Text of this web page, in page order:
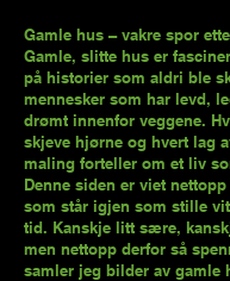
Gamle hus – vakre spor
Gamle, slitte hus er
på historier som aldri ble
mennesker som har levd,
drømt innenfor veggene.
skjeve hjørne og hvert lag
maling forteller om et liv
Denne siden er viet
som står igjen som stille
tid. Kanskje litt sære,
men nettopp derfor så
samler jeg bilder av gamle